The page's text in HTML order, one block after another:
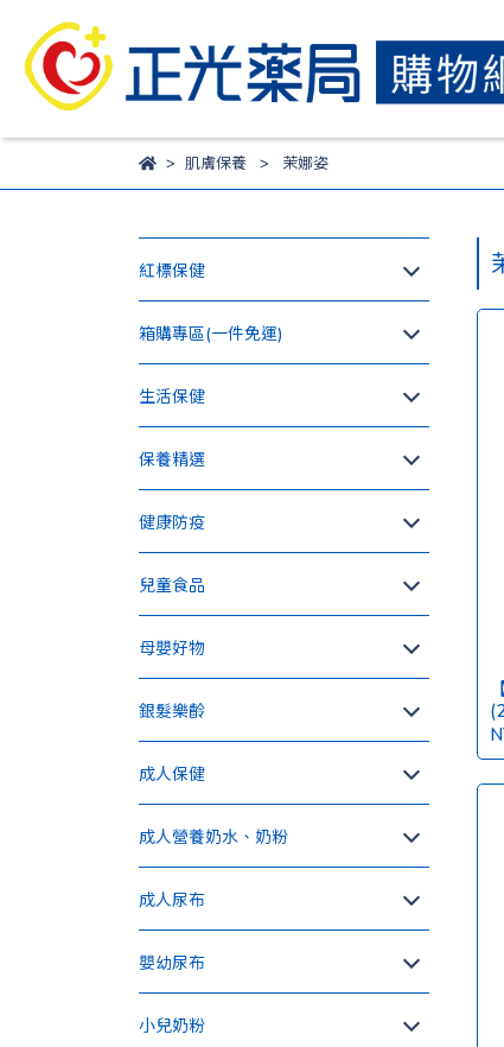
肌膚保養 茉娜姿
紅標保健
箱購專區(一件免運)
生活保健
保養精選
健康防疫
兒童食品
母嬰好物
銀髮樂齡
成人保健
成人營養奶水、奶粉
成人尿布
嬰幼尿布
小兒奶粉